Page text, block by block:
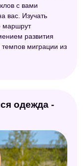
с вами
вас. Изучать
маршрут
развития
темпов миграции из
одежда -